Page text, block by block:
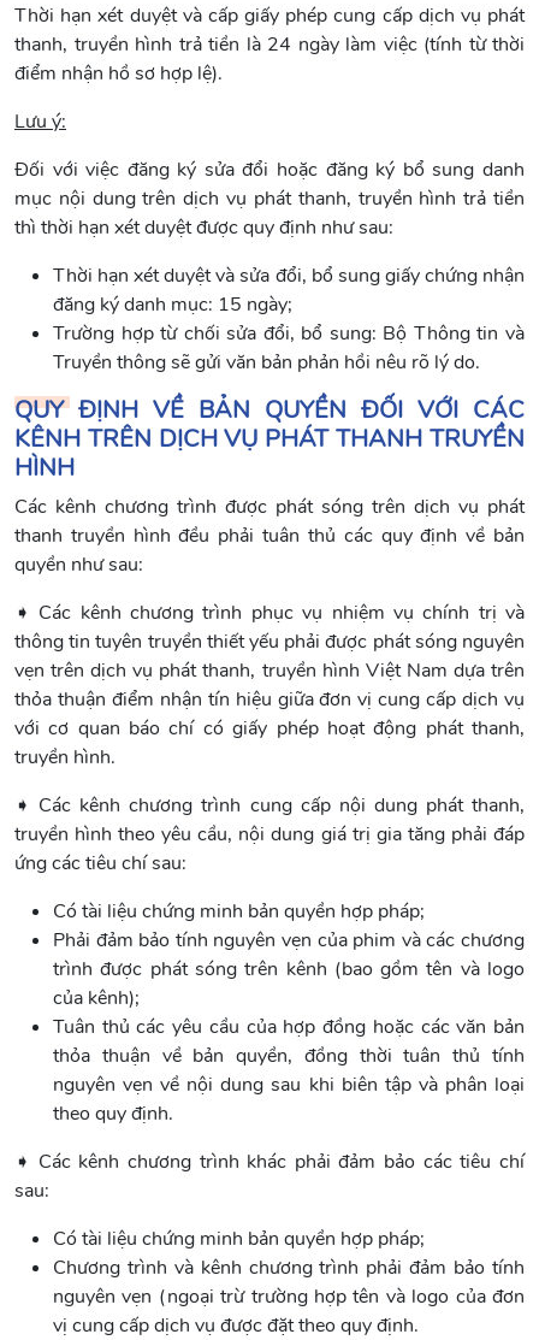
Thời hạn xét duyệt và cấp giấy phép cung cấp dịch vụ phát
thanh, truyền hình trả tiền là 24 ngày làm việc (tính từ thời
điểm nhận hồ sơ hợp lệ).
Lưu ý:
Đối với việc đăng ký sửa đổi hoặc đăng ký bổ sung danh
mục nội dung trên dịch vụ phát thanh, truyền hình trả tiền
thì thời hạn xét duyệt được quy định như sau:
Thời hạn xét duyệt và sửa đổi, bổ sung giấy chứng nhận
đăng ký danh mục: 15 ngày;
Trường hợp từ chối sửa đổi, bổ sung: Bộ Thông tin và
Truyền thông sẽ gửi văn bản phản hồi nêu rõ lý do.
QUY ĐỊNH VỀ BẢN QUYỀN ĐỐI VỚI CÁC
KÊNH TRÊN DỊCH VỤ PHÁT THANH TRUYỀN
HÌNH
Các kênh chương trình được phát sóng trên dịch vụ phát
thanh truyền hình đều phải tuân thủ các quy định về bản
quyền như sau:
➧ Các kênh chương trình phục vụ nhiệm vụ chính trị và
thông tin tuyên truyền thiết yếu phải được phát sóng nguyên
vẹn trên dịch vụ phát thanh, truyền hình Việt Nam dựa trên
thỏa thuận điểm nhận tín hiệu giữa đơn vị cung cấp dịch vụ
với cơ quan báo chí có giấy phép hoạt động phát thanh,
truyền hình.
➧ Các kênh chương trình cung cấp nội dung phát thanh,
truyền hình theo yêu cầu, nội dung giá trị gia tăng phải đáp
ứng các tiêu chí sau:
Có tài liệu chứng minh bản quyền hợp pháp;
Phải đảm bảo tính nguyên vẹn của phim và các chương
trình được phát sóng trên kênh (bao gồm tên và logo
của kênh);
Tuân thủ các yêu cầu của hợp đồng hoặc các văn bản
thỏa thuận về bản quyền, đồng thời tuân thủ tính
nguyên vẹn về nội dung sau khi biên tập và phân loại
theo quy định.
➧ Các kênh chương trình khác phải đảm bảo các tiêu chí
sau:
Có tài liệu chứng minh bản quyền hợp pháp;
Chương trình và kênh chương trình phải đảm bảo tính
nguyên vẹn (ngoại trừ trường hợp tên và logo của đơn
vị cung cấp dịch vụ được đặt theo quy định.